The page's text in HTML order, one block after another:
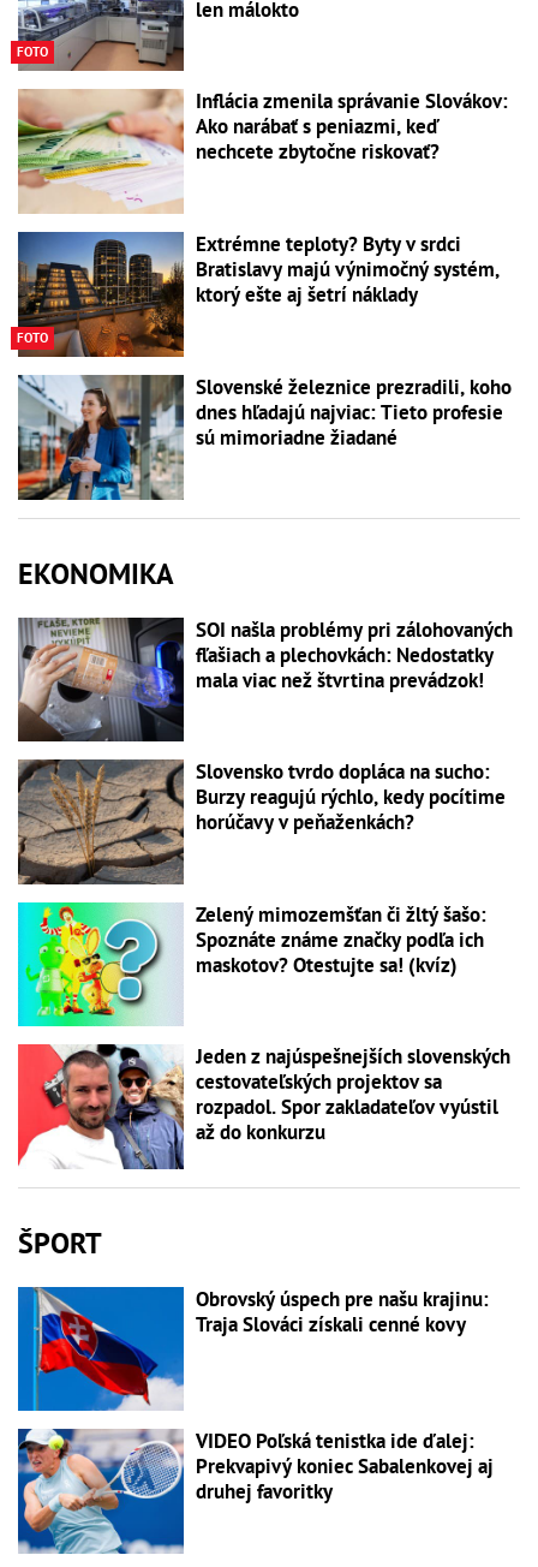
FOTO
len málokto
Inflácia zmenila správanie Slovákov:
Ako narábať s peniazmi, keď
nechcete zbytočne riskovať?
FOTO
Extrémne teploty? Byty v srdci
Bratislavy majú výnimočný systém,
ktorý ešte aj šetrí náklady
Slovenské železnice prezradili, koho
dnes hľadajú najviac: Tieto profesie
sú mimoriadne žiadané
EKONOMIKA
SOI našla problémy pri zálohovaných
fľašiach a plechovkách: Nedostatky
mala viac než štvrtina prevádzok!
Slovensko tvrdo dopláca na sucho:
Burzy reagujú rýchlo, kedy pocítime
horúčavy v peňaženkách?
Zelený mimozemšťan či žltý šašo:
Spoznáte známe značky podľa ich
maskotov? Otestujte sa! (kvíz)
Jeden z najúspešnejších slovenských
cestovateľských projektov sa
rozpadol. Spor zakladateľov vyústil
až do konkurzu
ŠPORT
Obrovský úspech pre našu krajinu:
Traja Slováci získali cenné kovy
VIDEO Poľská tenistka ide ďalej:
Prekvapivý koniec Sabalenkovej aj
druhej favoritky